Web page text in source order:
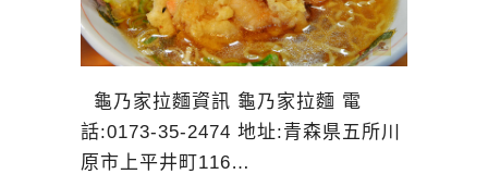
龜乃家拉麵資訊 龜乃家拉麵 電
話:0173-35-2474 地址:青森県五所川
原市上平井町116…